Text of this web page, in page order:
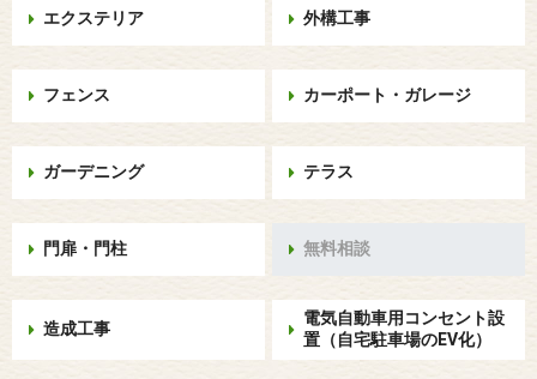
エクステリア 外構工事
フェンス カーポート・ガレージ
ガーデニング テラス
門扉・門柱 無料相談
造成工事
電気自動車用コンセント設
置（自宅駐車場のEV化）